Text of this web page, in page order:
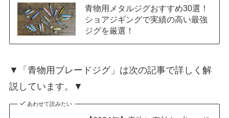
青物用メタルジグおすすめ30選！
ショアジギングで実績の高い最強
ジグを厳選！
▼「青物用ブレードジグ」は次の記事で詳しく解
説しています。▼
あわせて読みたい